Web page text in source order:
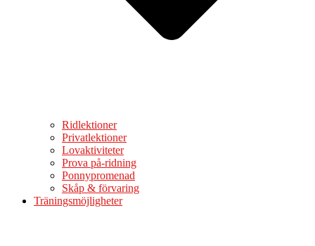
Ridlektioner
Privatlektioner
Lovaktiviteter
Prova på-ridning
Ponnypromenad
Skåp & förvaring
Träningsmöjligheter